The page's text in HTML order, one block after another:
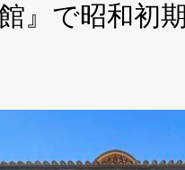
』で昭和初